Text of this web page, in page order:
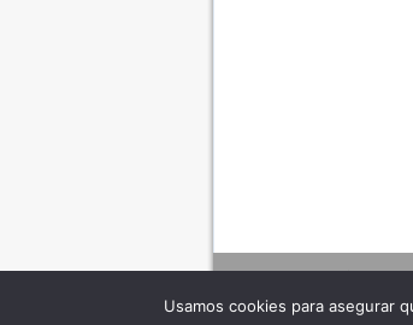
Usamos cookies para asegurar